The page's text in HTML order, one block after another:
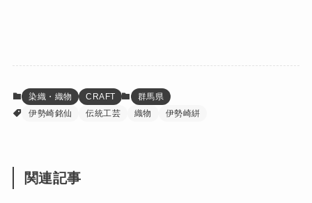
染織・織物 CRAFT
群馬県
伊勢崎銘仙
伝統工芸 織物 伊勢崎絣
関連記事